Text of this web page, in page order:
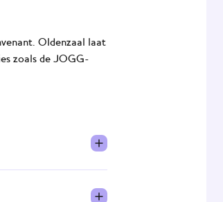
Oldenzaal laat
zoals de JOGG-